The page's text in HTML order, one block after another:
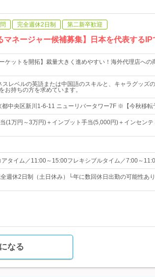
完全週休2日制 第二新卒歓迎
マネージャー候補募集】日本を代表するIP
ケットを開拓】裁量大きく進めやすい！海外代理店への
レベルの英語または中国語のスキルと、キャラグッズ
お持ちの方を求めています。
中央区新川1-6-11 ニューリバータワー7F ※【今秋移
(1万円～3万円)＋インプット手当(5,000円)＋インセンテ
タイム／11:00～15:00フレキシブルタイム／7:00～
週休2日制（土日休み）└年に数回休日出勤の可能性あ
なる